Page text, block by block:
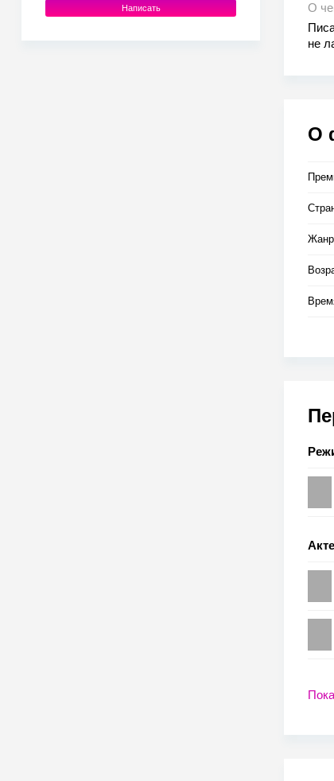
Написать
О
не
О
Жанр